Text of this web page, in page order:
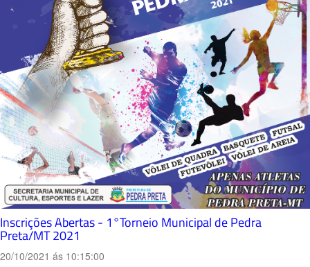
Inscrições Abertas - 1°Torneio Municipal de Pedra
Preta/MT 2021
20/10/2021 ás 10:15:00